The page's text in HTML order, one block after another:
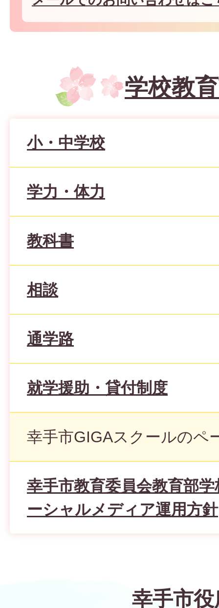
学校教
小・中学校
学力・体力
教科書
相談
通学路
就学援助・貸付制度
幸手市GIGAスクールのペ
幸手市教育委員会教育部
ーシャルメディア運用方針
幸手市役